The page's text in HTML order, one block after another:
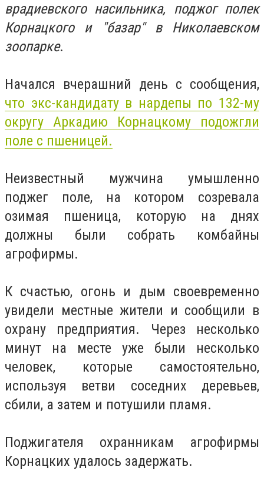
врадиевского насильника, поджог полек
Корнацкого и "базар" в Николаевском
зоопарке.
Начался вчерашний день с сообщения,
что экс-кандидату в нардепы по 132-му
округу Аркадию Корнацкому подожгли
поле с пшеницей.
Неизвестный мужчина умышленно
поджег поле, на котором созревала
озимая пшеница, которую на днях
должны были собрать комбайны
агрофирмы.
К счастью, огонь и дым своевременно
увидели местные жители и сообщили в
охрану предприятия. Через несколько
минут на месте уже были несколько
человек, которые самостоятельно,
используя ветви соседних деревьев,
сбили, а затем и потушили пламя.
Поджигателя охранникам агрофирмы
Корнацких удалось задержать.